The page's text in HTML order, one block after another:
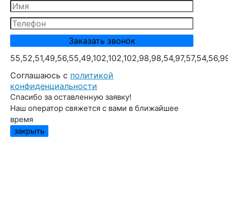
Cоглашаюсь с политикой
конфиденциальности
Спасибо за оставленную заявку!
Наш оператор свяжется с вами в ближайшее
время
закрыть